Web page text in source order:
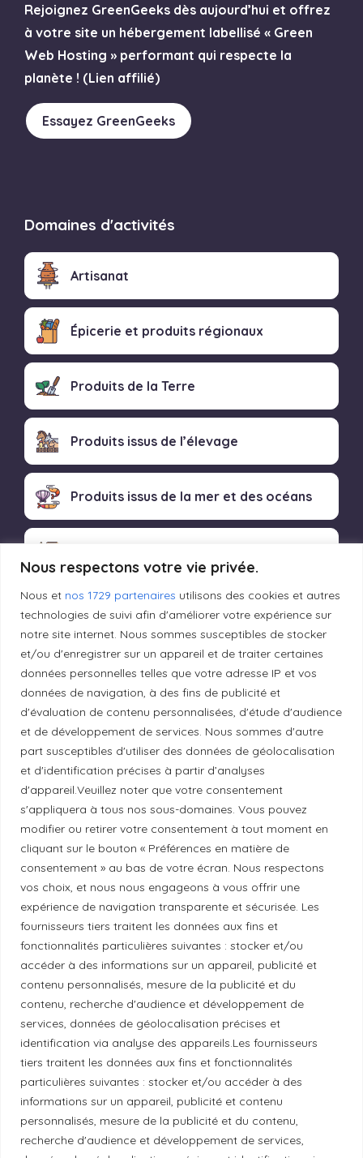
Nous respectons votre vie privée.
Nous et nos 1729 partenaires utilisons des cookies et autres
technologies de suivi afin d'améliorer votre expérience sur
notre site internet. Nous sommes susceptibles de stocker
et/ou d'enregistrer sur un appareil et de traiter certaines
données personnelles telles que votre adresse IP et vos
données de navigation, à des fins de publicité et
d'évaluation de contenu personnalisées, d'étude d'audience
et de développement de services. Nous sommes d'autre
part susceptibles d'utiliser des données de géolocalisation
et d'identification précises à partir d’analyses
d'appareil.Veuillez noter que votre consentement
s'appliquera à tous nos sous-domaines. Vous pouvez
modifier ou retirer votre consentement à tout moment en
cliquant sur le bouton « Préférences en matière de
consentement » au bas de votre écran. Nous respectons
vos choix, et nous nous engageons à vous offrir une
expérience de navigation transparente et sécurisée. Les
fournisseurs tiers traitent les données aux fins et
fonctionnalités particulières suivantes : stocker et/ou
accéder à des informations sur un appareil, publicité et
contenu personnalisés, mesure de la publicité et du
contenu, recherche d'audience et développement de
services, données de géolocalisation précises et
identification via analyse des appareils.Les fournisseurs
tiers traitent les données aux fins et fonctionnalités
particulières suivantes : stocker et/ou accéder à des
informations sur un appareil, publicité et contenu
personnalisés, mesure de la publicité et du contenu,
recherche d'audience et développement de services,
Rejoignez GreenGeeks dès aujourd’hui et offrez
à votre site un hébergement labellisé « Green
Web Hosting » performant qui respecte la
planète ! (Lien affilié)
Essayez GreenGeeks
Domaines d'activités
Artisanat
Épicerie et produits régionaux
Produits de la Terre
Produits issus de l’élevage
Produits issus de la mer et des océans
Liens utiles
Mentions légales
Politique de confidentialité
Principes de publication
Politique de diversité
Politique éthique
Reconnaissance du territoire
Local Market, marque portée par la société Les
Chats Gourmets Ltd. tient à souligner que ses
installations, situées au 511 Lacolle Way (Ottawa-
Orléans), se trouvent sur le territoire traditionnel non